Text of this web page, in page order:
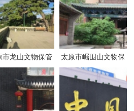
市龙山文物保管
所
太原市崛围山文物保
管所